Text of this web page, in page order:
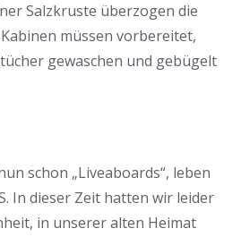
Salzkruste überzogen die
müssen vorbereitet,
gewaschen und gebügelt
schon „Liveaboards“, leben
In dieser Zeit hatten wir leider
in unserer alten Heimat